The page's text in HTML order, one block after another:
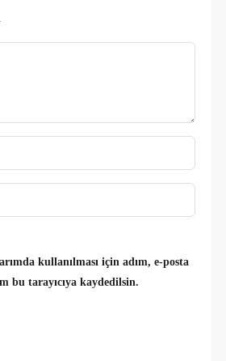
kullanılması için adım, e-posta
bu tarayıcıya kaydedilsin.